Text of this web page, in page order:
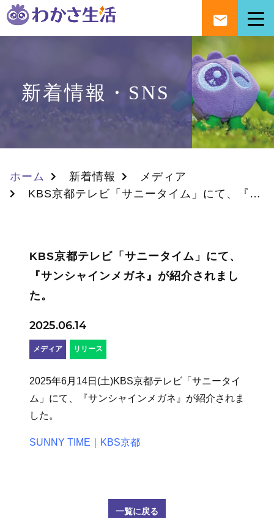
新着情報・SNS
ホーム 新着情報
メディア
KBS京都テレビ「サニータイム」にて、『サンシャインメガネ』が紹介されました。
KBS京都テレビ「サニータイム」にて、
『サンシャインメガネ』が紹介されまし
た。
2025.06.14
メディア リリース
2025年6月14日(土)KBS京都テレビ「サニータイ
ム」にて、『サンシャインメガネ』が紹介されま
した。
SUNNY TIME｜KBS京都
一覧に戻る